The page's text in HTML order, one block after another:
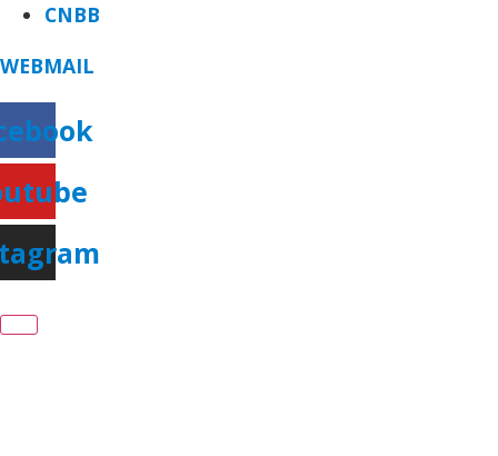
CNBB
WEBMAIL